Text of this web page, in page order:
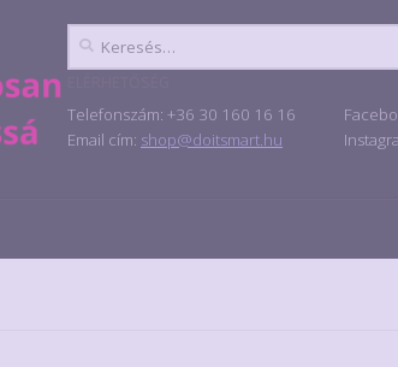
Keresés:
Telefonszám: +36 30 160 16 16
Email cím: shop@doitsmart.hu